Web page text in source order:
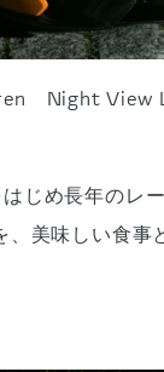
Night View
じめ長年のレ
美味しい食事